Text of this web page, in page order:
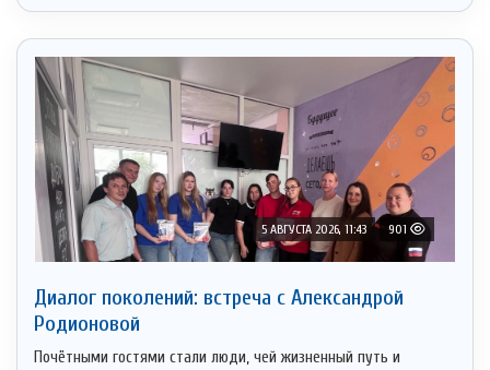
5 АВГУСТА 2026, 11:43 901
Диалог поколений: встреча с Александрой
Родионовой
Почётными гостями стали люди, чей жизненный путь и